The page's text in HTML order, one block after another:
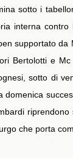
sotto i
interna
supportato
Bertolotti e
sotto di
che porta